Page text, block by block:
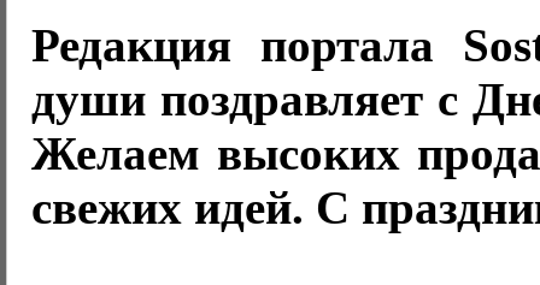
Редакция портала
души поздравляет с
Желаем высоких
свежих идей. С